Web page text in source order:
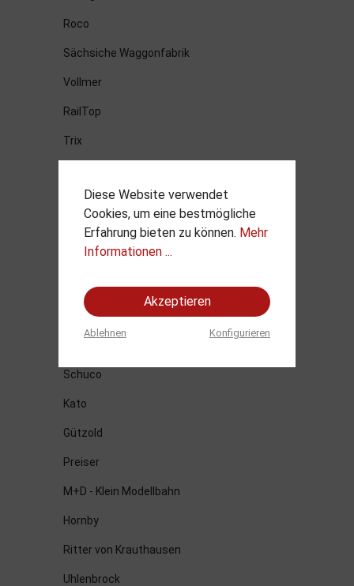
Roco
Sächsiche Waggonfabrik
Vollmer
RailTop
Trix
PMT
Post
Heller
Viessmann
Hobbytrade
Schuco
Kato
Gützold
Preiser
M+D - Klein Modellbahn
Hornby
Ritter von Krauthausen
Uhlenbrock
Diese Website verwendet
Cookies, um eine bestmögliche
Erfahrung bieten zu können. Mehr
Informationen ...
Akzeptieren
Ablehnen Konfigurieren